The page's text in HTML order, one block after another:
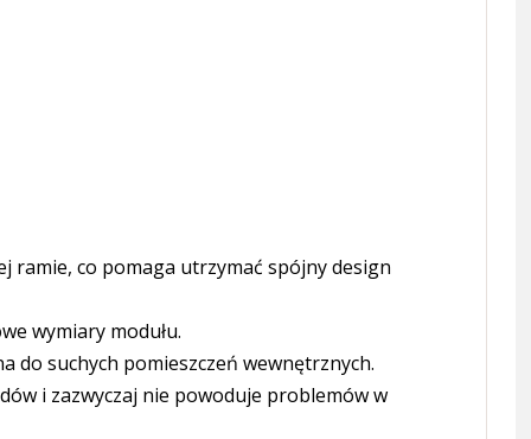
ramie, co pomaga utrzymać spójny design
wymiary modułu.
do suchych pomieszczeń wewnętrznych.
i zazwyczaj nie powoduje problemów w